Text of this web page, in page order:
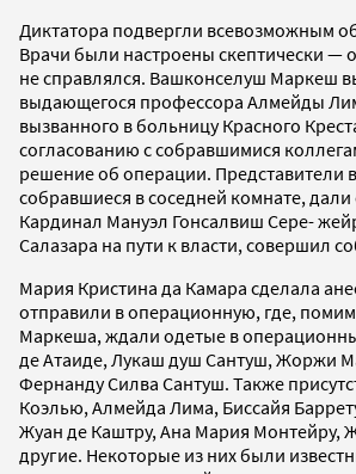
Диктатора подвергли всевозможным
Врачи были настроены скептически —
не справлялся. Вашконселуш Маркеш
выдающегося профессора Алмейды
вызванного в больницу Красного
согласованию с собравшимися
решение об операции. Представители
собравшиеся в соседней комнате, дали
Кардинал Мануэл Гонсалвиш Сере-
Салазара на пути к власти, совершил
Мария Кристина да Камара сделала
отправили в операционную, где,
Маркеша, ждали одетые в
де Атаиде, Лукаш душ Сантуш, Жоржи
Фернанду Силва Сантуш. Также
Коэлью, Алмейда Лима, Биссайя
Жуан де Каштру, Ана Мария Монтейру,
другие. Некоторые из них были